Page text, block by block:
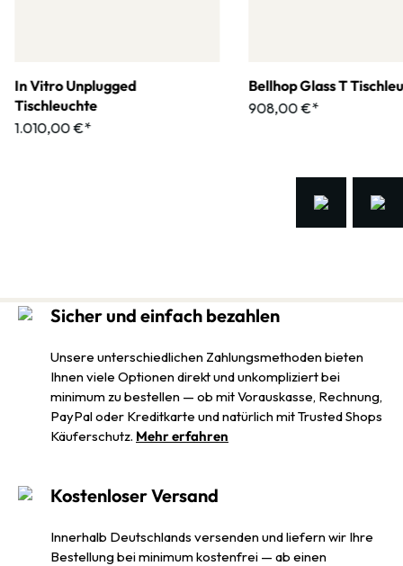
In Vitro Unplugged
Tischleuchte
1.010,00 €*
Bellhop Glass T
908,00 €*
Sicher und einfach bezahlen
Unsere unterschiedlichen Zahlungsmethoden bieten
Ihnen viele Optionen direkt und unkompliziert bei
minimum zu bestellen — ob mit Vorauskasse, Rechnung,
PayPal oder Kreditkarte und natürlich mit Trusted Shops
Käuferschutz. Mehr erfahren
Kostenloser Versand
Innerhalb Deutschlands versenden und liefern wir Ihre
Bestellung bei minimum kostenfrei — ab einen